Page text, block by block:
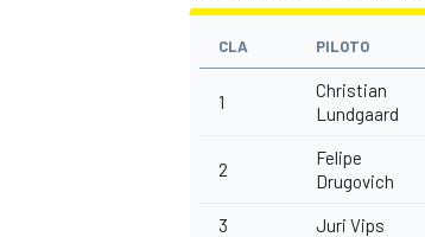
CLA PILOTO
1
Christian
Lundgaard
2
Felipe
Drugovich
3 Juri Vips